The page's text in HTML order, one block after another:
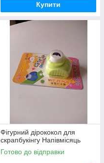
Купити
Фігурний дірококол для
скрапбукінгу Напівмісяць
Готово до відправки